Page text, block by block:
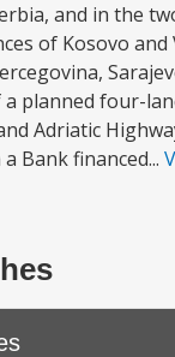
and in the
of Kosovo and
planned four-
Adriatic
Bank financed...